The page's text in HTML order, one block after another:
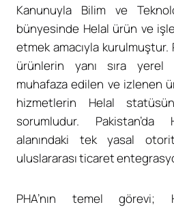
Kanunuyla Bilim ve
bünyesinde Helal ürün ve
etmek amacıyla
ürünlerin yanı sıra yerel
muhafaza edilen ve izlenen
hizmetlerin Helal
sorumludur. Pakistan’da
alanındaki tek yasal
uluslararası ticaret
PHA’nın temel görevi;